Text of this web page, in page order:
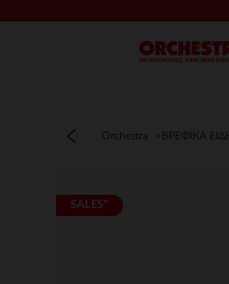
Μενού
Orchestra ΒΡΕΦΙΚΑ ΕΙΔΗ
SALES*